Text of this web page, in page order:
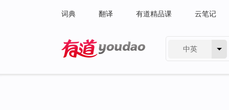
词典 翻译 有道精品课 云笔记
中英